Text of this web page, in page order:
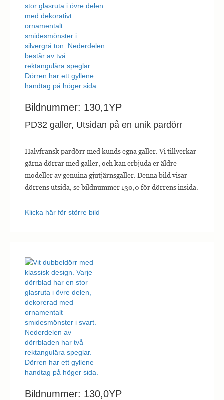
Bildnummer: 130,1YP
PD32 galler, Utsidan på en unik pardörr
Halvfransk pardörr med kunds egna galler. Vi tillverkar
gärna dörrar med galler, och kan erbjuda er äldre
modeller av genuina gjutjärnsgaller. Denna bild visar
dörrens utsida, se bildnummer 130,0 för dörrens insida.
Klicka här för större bild
Bildnummer: 130,0YP